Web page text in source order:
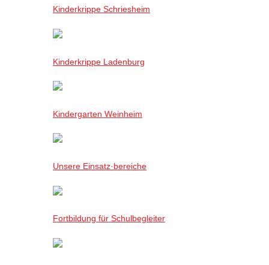
Kinderkrippe Schriesheim
Kinderkrippe Ladenburg
Kindergarten Weinheim
Unsere Einsatz·bereiche
Fortbildung für Schulbegleiter